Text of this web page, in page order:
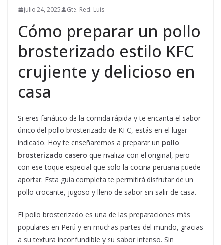
julio 24, 2025 Gte. Red. Luis
Cómo preparar un pollo
brosterizado estilo KFC
crujiente y delicioso en
casa
Si eres fanático de la comida rápida y te encanta el sabor
único del pollo brosterizado de KFC, estás en el lugar
indicado. Hoy te enseñaremos a preparar un pollo
brosterizado casero que rivaliza con el original, pero
con ese toque especial que solo la cocina peruana puede
aportar. Esta guía completa te permitirá disfrutar de un
pollo crocante, jugoso y lleno de sabor sin salir de casa.
El pollo brosterizado es una de las preparaciones más
populares en Perú y en muchas partes del mundo, gracias
a su textura inconfundible y su sabor intenso. Sin